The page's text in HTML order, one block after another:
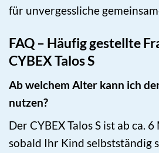
für unvergessliche
FAQ – Häufig gestellte
CYBEX Talos S
Ab welchem Alter kann ich
nutzen?
Der CYBEX Talos S ist ab ca.
sobald Ihr Kind selbstständig